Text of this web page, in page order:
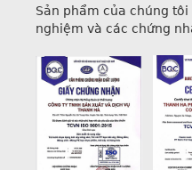
Sản phẩm của chúng
nghiệm và các chứng